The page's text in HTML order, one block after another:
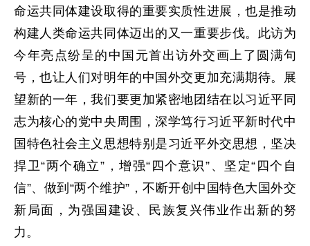
命运共同体建设取得的重要实质性进展，也是推动
构建人类命运共同体迈出的又一重要步伐。此访为
今年亮点纷呈的中国元首出访外交画上了圆满句
号，也让人们对明年的中国外交更加充满期待。展
望新的一年，我们要更加紧密地团结在以习近平同
志为核心的党中央周围，深学笃行习近平新时代中
国特色社会主义思想特别是习近平外交思想，坚决
捍卫“两个确立”，增强“四个意识”、坚定“四个自
信”、做到“两个维护”，不断开创中国特色大国外交
新局面，为强国建设、民族复兴伟业作出新的努
力。